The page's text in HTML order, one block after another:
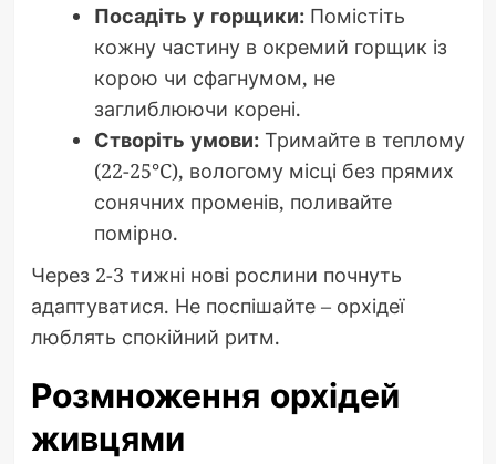
Посадіть у горщики:Помістіть
кожну частину в окремий горщик із
корою чи сфагнумом, не
заглиблюючи корені.
Створіть умови:Тримайте в теплому
(22-25°C), вологому місці без прямих
сонячних променів, поливайте
помірно.
Через 2-3 тижні нові рослини почнуть
адаптуватися. Не поспішайте – орхідеї
люблять спокійний ритм.
Розмноження орхідей
живцями